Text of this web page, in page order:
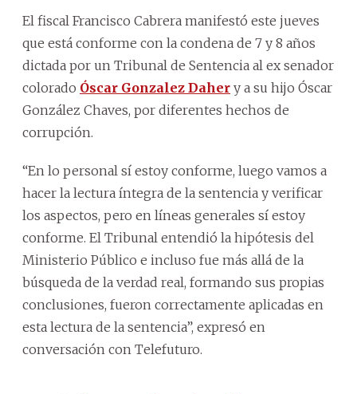
El fiscal Francisco Cabrera manifestó este jueves
que está conforme con la condena de 7 y 8 años
dictada por un Tribunal de Sentencia al ex senador
colorado Óscar Gonzalez Daher y a su hijo Óscar
González Chaves, por diferentes hechos de
corrupción.
“En lo personal sí estoy conforme, luego vamos a
hacer la lectura íntegra de la sentencia y verificar
los aspectos, pero en líneas generales sí estoy
conforme. El Tribunal entendió la hipótesis del
Ministerio Público e incluso fue más allá de la
búsqueda de la verdad real, formando sus propias
conclusiones, fueron correctamente aplicadas en
esta lectura de la sentencia”, expresó en
conversación con Telefuturo.